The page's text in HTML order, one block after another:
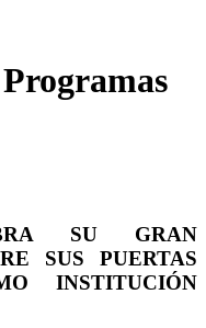
SU GRAN
SUS PUERTAS
INSTITUCIÓN